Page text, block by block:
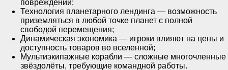
повреждений;
Технология планетарного лендинга — возможность
приземляться в любой точке планет с полной
свободой перемещения;
Динамическая экономика — игроки влияют на цены и
доступность товаров во вселенной;
Мультиэкипажные корабли — сложные многочленные
звёздолёты, требующие командной работы.